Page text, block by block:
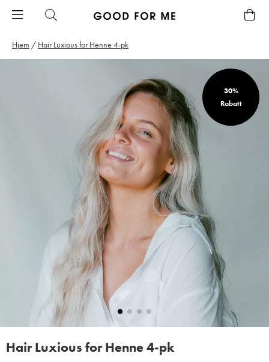
Hjem / Hair Luxious for Henne 4-pk
30%
Rabatt
Hair Luxious for Henne 4-pk